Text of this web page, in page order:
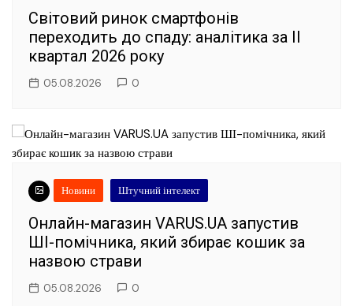
Світовий ринок смартфонів
переходить до спаду: аналітика за II
квартал 2026 року
05.08.2026 0
Новини Штучний інтелект
Онлайн-магазин VARUS.UA запустив
ШІ-помічника, який збирає кошик за
назвою страви
05.08.2026 0